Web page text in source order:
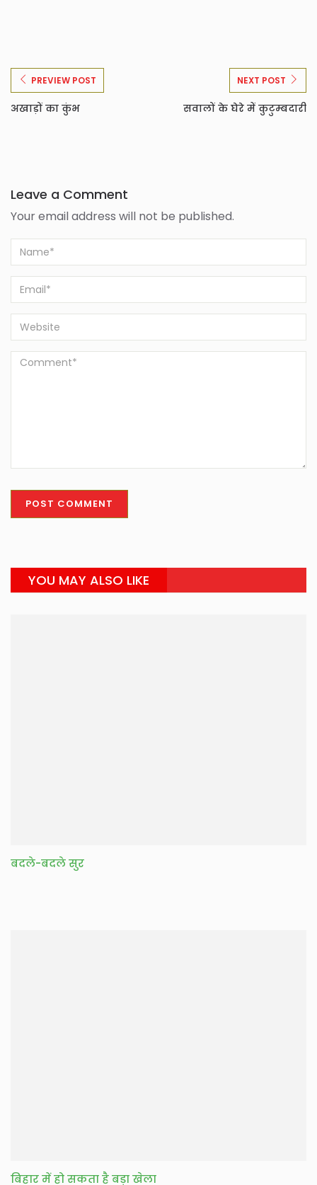
PREVIEW POST
अखाड़ों का कुंभ
NEXT POST
सवालों के घेरे में कुटुम्बदारी
Leave a Comment
Your email address will not be published.
YOU MAY ALSO LIKE
बदले-बदले सुर
बिहार में हो सकता है बड़ा खेला